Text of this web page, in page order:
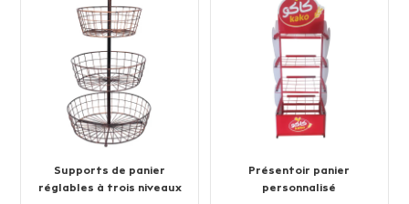
Supports de panier
réglables à trois niveaux
Présentoir panier
personnalisé